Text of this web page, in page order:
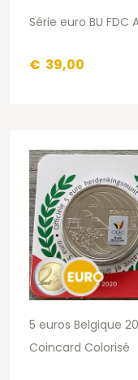
Série euro BU FDC
€ 39,00
5 euros Belgique
Coincard Colorisé